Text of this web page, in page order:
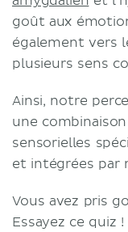
goût aux
également vers
plusieurs sens
Ainsi, notre
une
sensorielles
et intégrées par
Vous avez pris
Essayez ce quiz !